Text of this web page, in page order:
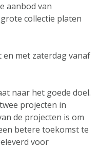
aanbod van
collectie platen
met zaterdag vanaf
naar het goede doel.
projecten in
de projecten is om
betere toekomst te
voor